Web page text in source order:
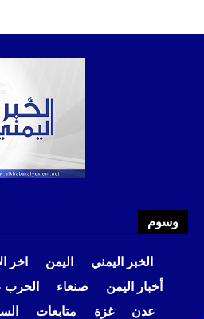
وسوم
الخبر اليمني اليمن اخر
أخبار اليمن
صنعاء الحرب
عدن
غزة متابعات